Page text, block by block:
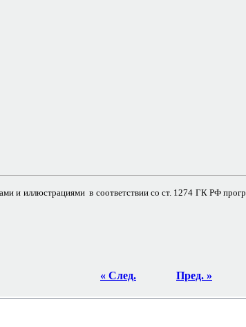
и иллюстрациями в соответствии со ст. 1274 ГК РФ
« След.
Пред. »